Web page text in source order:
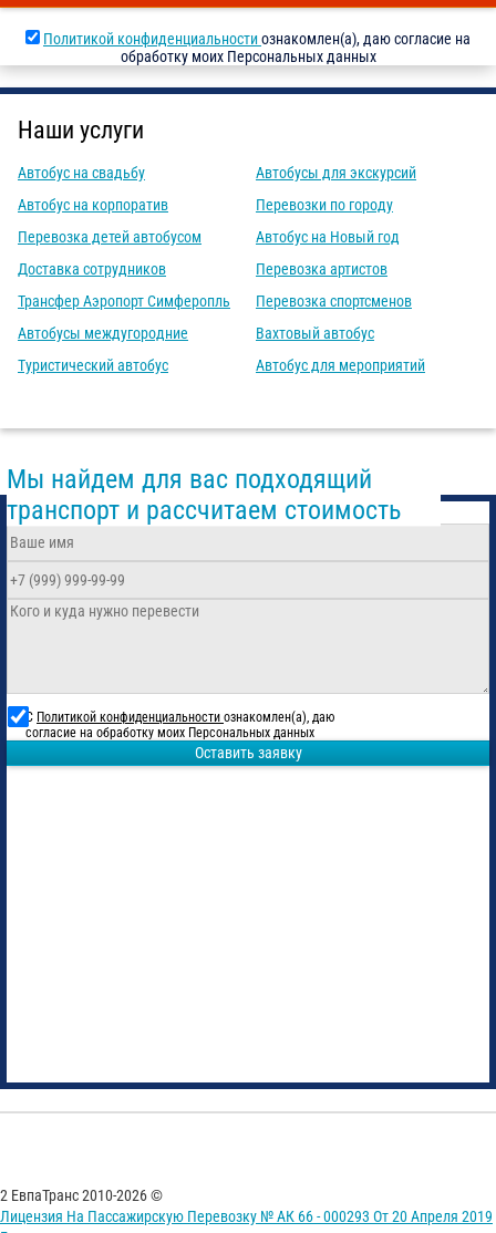
Политикой конфиденциальностиознакомлен(а), даю согласие на
обработку моих Персональных данных
Наши услуги
Автобус на свадьбу
Автобус на корпоратив
Перевозка детей автобусом
Доставка сотрудников
Трансфер Аэропорт Симферопль
Автобусы междугородние
Туристический автобус
Автобусы для экскурсий
Перевозки по городу
Автобус на Новый год
Перевозка артистов
Перевозка спортсменов
Вахтовый автобус
Автобус для мероприятий
Мы найдем для вас подходящий
транспорт и рассчитаем стоимость
С Политикой конфиденциальности ознакомлен(а), даю
согласие на обработку моих Персональных данных
Оставить заявку
2 ЕвпаТранс 2010-2026 ©
Лицензия На Пассажирскую Перевозку № АК 66 - 000293 От 20 Апреля 2019